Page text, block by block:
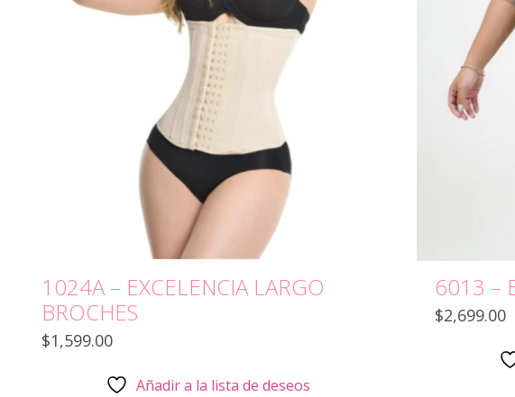
1024A – EXCELENCIA LARGO
BROCHES
$1,599.00
Añadir a la lista de deseos
6013 –
$2,699.00